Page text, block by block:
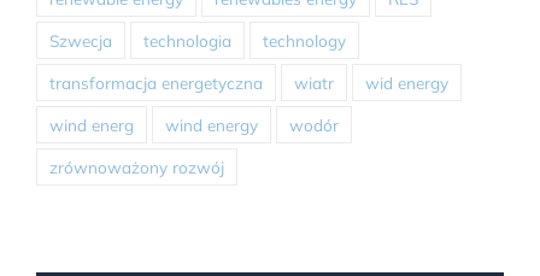
Szwecja technologia technology
transformacja energetyczna wiatr wid energy
wind energ wind energy wodór
zrównoważony rozwój